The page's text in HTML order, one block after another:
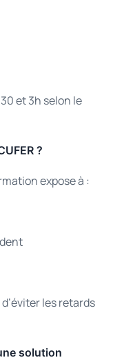
et 3h selon le
?
expose à :
les retards
solution